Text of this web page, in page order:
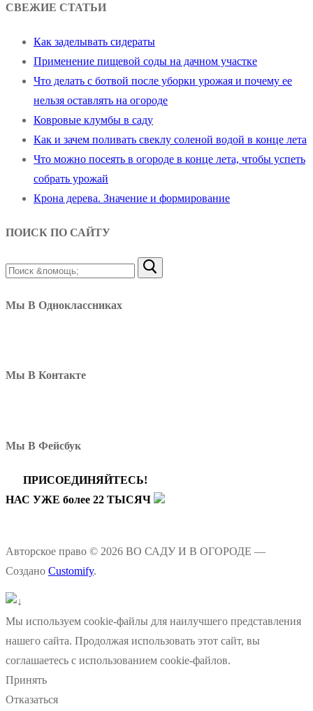
СВЕЖИЕ СТАТЬИ
Как заделывать сидераты
Применение пищевой соды на дачном участке
Что делать с ботвой после уборки урожая и почему ее
нельзя оставлять на огороде
Ковровые клумбы в саду
Как и зачем поливать свеклу соленой водой в конце лета
Что можно посеять в огороде в конце лета, чтобы успеть
собрать урожай
Крона дерева. Значение и формирование
ПОИСК ПО САЙТУ
Найти:
Мы В Одноклассниках
Мы В Контакте
Мы В Фейсбук
ПРИСОЕДИНЯЙТЕСЬ!
НАС УЖЕ более 22 ТЫСЯЧ
Авторское право © 2026 ВО САДУ И В ОГОРОДЕ —
Создано Customify.
Мы используем cookie-файлы для наилучшего представления
нашего сайта. Продолжая использовать этот сайт, вы
соглашаетесь с использованием cookie-файлов.
Принять
Отказаться